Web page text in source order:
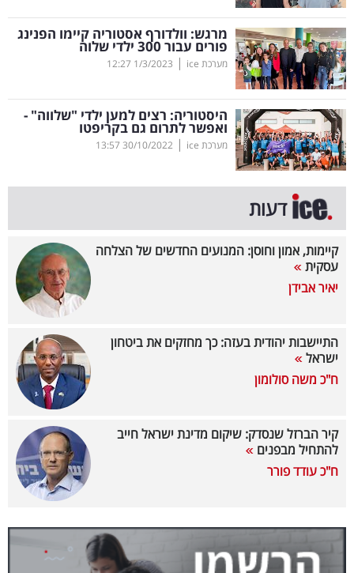
טלוויזיה
עסקי
ספורט
קריירה
ולימודים
מינויים
רייטינג
רכב
בריאות
תרבות
ופנאי
TOP-
5
פודקאסט
מרגש: וולדורף אסטוריה קיימו הפנינג
פורים עבור 300 ילדי שלוה
מערכת ice |
1/3/2023
12:27
היסטוריה: רצים למען ילדי "שלווה" -
ואפשר לתרום גם בקריפטו
מערכת ice |
30/10/2022
13:57
דעות
קיימות, אמון וחוסן: המנועים החדשים של הצלחה
עסקית
יאיר אבידן
התיישבות יהודית בעזה: כך מחזקים את ביטחון
ישראל
ח"כ משה סולומון
קיר הברזל שנסדק: שיקום מדינת ישראל חייב
להתחיל מבפנים
ח"כ עודד פורר